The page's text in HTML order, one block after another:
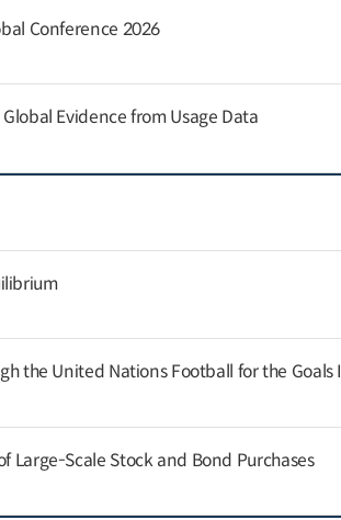
Conference 2026
Evidence from Usage Data
the United Nations Football for the Goals
Large-Scale Stock and Bond Purchases